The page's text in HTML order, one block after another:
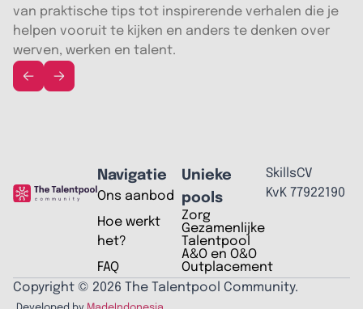
van praktische tips tot inspirerende verhalen die je
helpen vooruit te kijken en anders te denken over
werven, werken en talent.
Navigatie
Ons aanbod
Hoe werkt
het?
FAQ
Unieke
pools
Zorg
Gezamenlijke
Talentpool
A&O en O&O
Outplacement
SkillsCV
KvK 77922190
Copyright © 2026 The Talentpool Community.